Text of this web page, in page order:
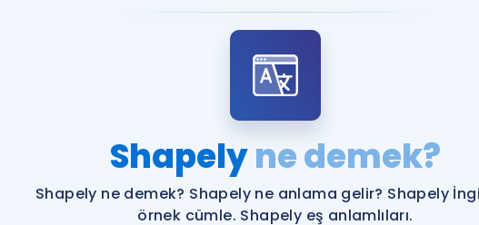
YDS ve YÖKDİL
Rehberlik Aracı
YDS ve YÖKDİL'e
Shapelyne demek?
Shapely ne demek? Shapely ne anlama gelir? Shapely
örnek cümle. Shapely eş anlamlıları.